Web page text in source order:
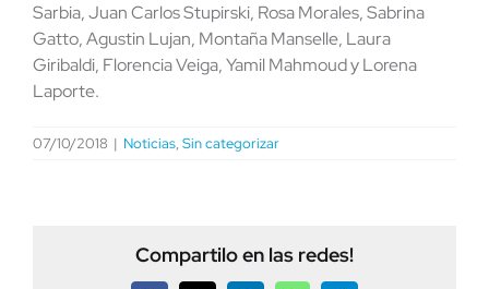
Sarbia, Juan Carlos Stupirski, Rosa Morales, Sabrina
Gatto, Agustin Lujan, Montaña Manselle, Laura
Giribaldi, Florencia Veiga, Yamil Mahmoud y Lorena
Laporte.
07/10/2018 | Noticias,Sin categorizar
Compartilo en las redes!